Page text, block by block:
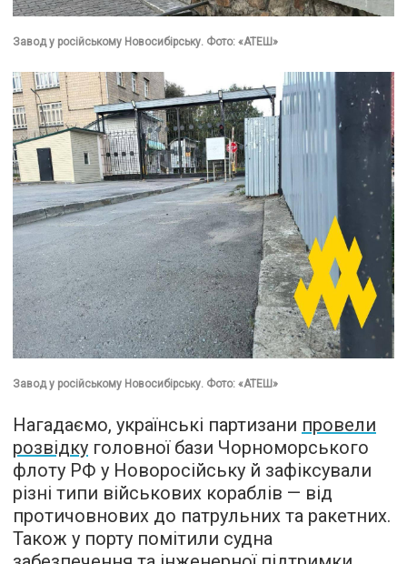
Завод у російському Новосибірську. Фото: «АТЕШ»
Завод у російському Новосибірську. Фото: «АТЕШ»
Нагадаємо, українські партизани провели
розвідку головної бази Чорноморського
флоту РФ у Новоросійську й зафіксували
різні типи військових кораблів — від
протичовнових до патрульних та ракетних.
Також у порту помітили судна